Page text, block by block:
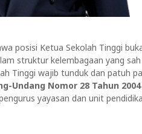
posisi Ketua Sekolah Tinggi
struktur kelembagaan yang
Tinggi wajib tunduk dan patuh
Undang Nomor 28 Tahun
yayasan dan unit